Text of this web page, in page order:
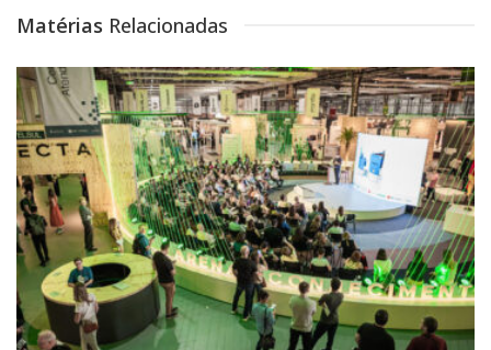
Matérias Relacionadas